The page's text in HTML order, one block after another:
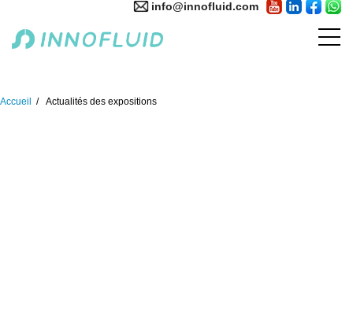
info@innofluid.com
Accueil Actualités des expositions